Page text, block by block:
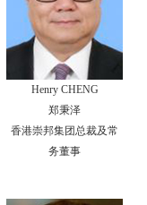
Henry CHENG
郑秉泽
香港崇邦集团总裁及常
务董事